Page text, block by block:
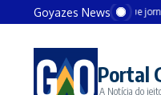
Ir para o conteúdo
Goyazes News
Chanceler alemão diz que
Portal
A Notícia do